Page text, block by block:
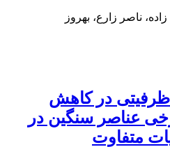
ناصر زارع، بهروز
ظرفیتی در کاهش
عناصر سنگین در
متفاوت